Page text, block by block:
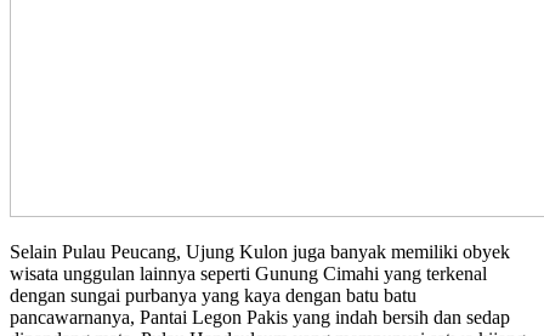
Selain Pulau Peucang, Ujung Kulon juga banyak memiliki obyek
wisata unggulan lainnya seperti Gunung Cimahi yang terkenal
dengan sungai purbanya yang kaya dengan batu batu
pancawarnanya, Pantai Legon Pakis yang indah bersih dan sedap